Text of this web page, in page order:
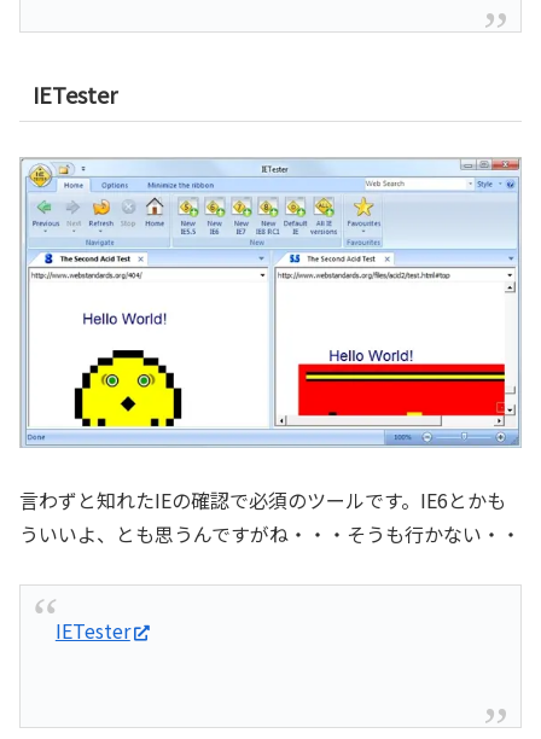
IETester
言わずと知れたIEの確認で必須のツールです。IE6とかも
ういいよ、とも思うんですがね・・・そうも行かない・・
IETester